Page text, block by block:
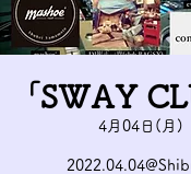
｢SWAY
4月04日(月)